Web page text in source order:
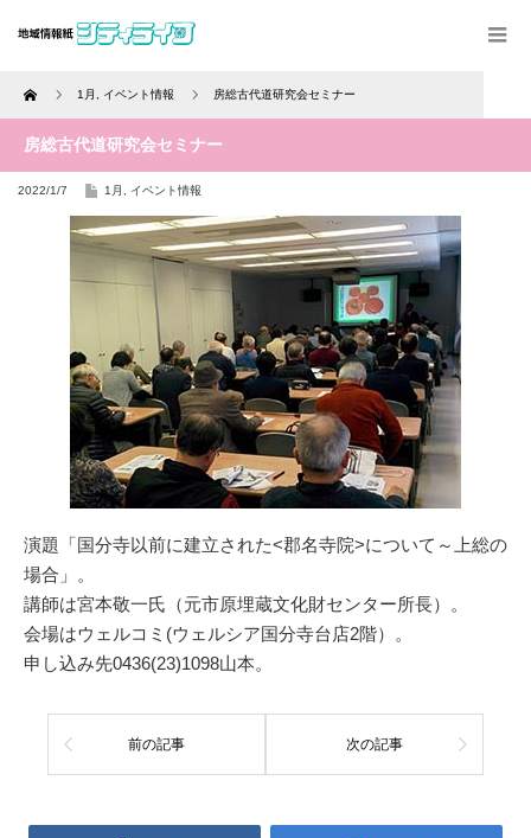
Home 1月 イベント情報 房総古代道研究会セミナー
房総古代道研究会セミナー
2022/1/7 1月 イベント情報
演題「国分寺以前に建立された<郡名寺院>について～上総の
場合」。
講師は宮本敬一氏（元市原埋蔵文化財センター所長）。
会場はウェルコミ(ウェルシア国分寺台店2階）。
申し込み先0436(23)1098山本。
前の記事 次の記事